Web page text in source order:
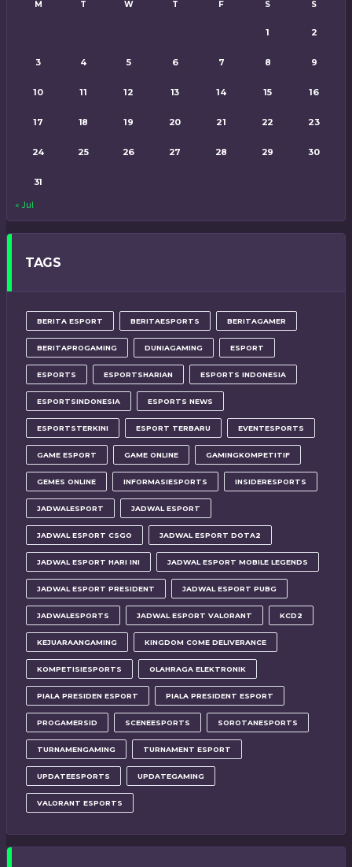
M T W T F S S
1 2
3 4 5 6 7 8 9
10 11 12 13 14 15 16
17 18 19 20 21 22 23
24 25 26 27 28 29 30
31
« Jul
TAGS
BERITA ESPORT BERITAESPORTS BERITAGAMER
BERITAPROGAMING DUNIAGAMING ESPORT
ESPORTS ESPORTSHARIAN ESPORTS INDONESIA
ESPORTSINDONESIA ESPORTS NEWS
ESPORTSTERKINI ESPORT TERBARU EVENTESPORTS
GAME ESPORT GAME ONLINE GAMINGKOMPETITIF
GEMES ONLINE INFORMASIESPORTS INSIDERESPORTS
JADWALESPORT JADWAL ESPORT
JADWAL ESPORT CSGO JADWAL ESPORT DOTA2
JADWAL ESPORT HARI INI JADWAL ESPORT MOBILE LEGENDS
JADWAL ESPORT PRESIDENT JADWAL ESPORT PUBG
JADWALESPORTS JADWAL ESPORT VALORANT KCD2
KEJUARAANGAMING KINGDOM COME DELIVERANCE
KOMPETISIESPORTS OLAHRAGA ELEKTRONIK
PIALA PRESIDEN ESPORT PIALA PRESIDENT ESPORT
PROGAMERSID SCENEESPORTS SOROTANESPORTS
TURNAMENGAMING TURNAMENT ESPORT
UPDATEESPORTS UPDATEGAMING
VALORANT ESPORTS